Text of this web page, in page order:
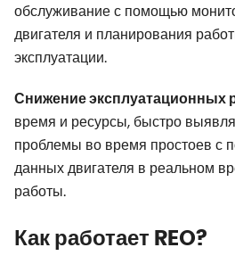
обслуживание с помощью
двигателя и планирования
эксплуатации.
Снижение эксплуатационных
время и ресурсы, быстро
проблемы во время простоев с
данных двигателя в реальном
работы.
Как работает REO?